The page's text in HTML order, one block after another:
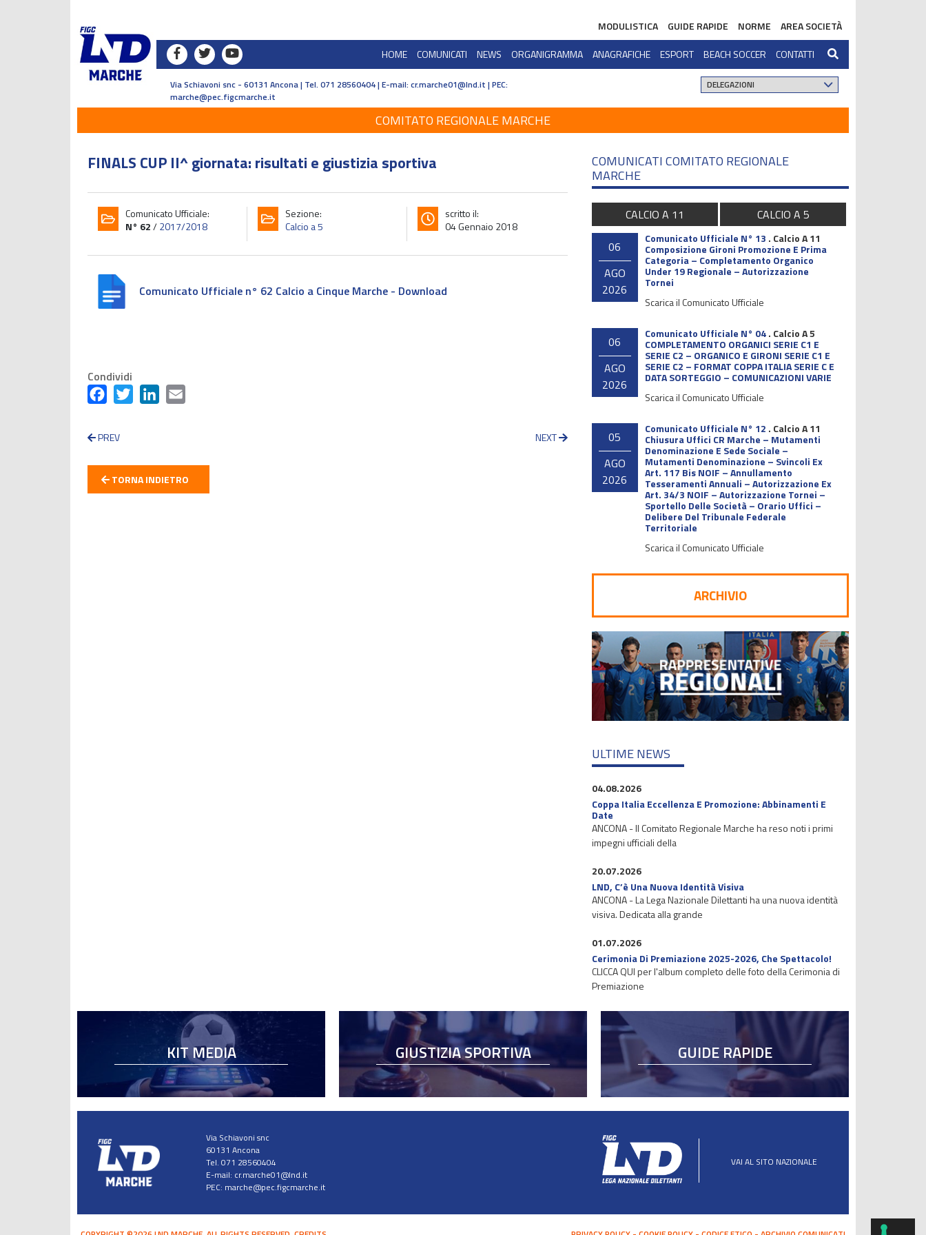
MODULISTICA GUIDE RAPIDE NORME
AREA SOCIETÀ
HOME
COMUNICATI NEWS ORGANIGRAMMA ANAGRAFICHE ESPORT BEACH SOCCER CONTATTI
Via Schiavoni snc - 60131 Ancona | Tel. 071 28560404 | E-mail: cr.marche01@lnd.it | PEC:
marche@pec.figcmarche.it
COMITATO REGIONALE MARCHE
FINALS CUP II^ giornata: risultati e giustizia sportiva
Comunicato Ufficiale:
N° 62/2017/2018
Sezione:
Calcio a 5
scritto il:
04 Gennaio 2018
Comunicato Ufficiale n° 62 Calcio a Cinque Marche - Download
Condividi
FacebookTwitter LinkedIn
PREV NEXT
TORNA INDIETRO
COMUNICATI COMITATO REGIONALE
MARCHE
CALCIO A 11
CALCIO A 5
06
AGO
2026
Comunicato Ufficiale N° 13 . Calcio A 11
Composizione Gironi Promozione E Prima
Categoria – Completamento Organico
Under 19 Regionale – Autorizzazione
Tornei
Scarica il Comunicato Ufficiale
06
AGO
2026
Comunicato Ufficiale N° 04. Calcio A 5
COMPLETAMENTO ORGANICI SERIE C1 E
SERIE C2 – ORGANICO E GIRONI SERIE C1 E
SERIE C2 – FORMAT COPPA ITALIA SERIE C E
DATA SORTEGGIO – COMUNICAZIONI VARIE
Scarica il Comunicato Ufficiale
05
AGO
2026
Comunicato Ufficiale N° 12 . Calcio A 11
Chiusura Uffici CR Marche – Mutamenti
Denominazione E Sede Sociale –
Mutamenti Denominazione – Svincoli Ex
Art. 117 Bis NOIF – Annullamento
Tesseramenti Annuali – Autorizzazione Ex
Art. 34/3 NOIF – Autorizzazione Tornei –
Sportello Delle Società – Orario Uffici –
Delibere Del Tribunale Federale
Territoriale
Scarica il Comunicato Ufficiale
ARCHIVIO
ULTIME NEWS
04.08.2026
Coppa Italia Eccellenza E Promozione: Abbinamenti E
Date
ANCONA - Il Comitato Regionale Marche ha reso noti i primi
impegni ufficiali della
20.07.2026
LND, C’è Una Nuova Identità Visiva
ANCONA - La Lega Nazionale Dilettanti ha una nuova identità
visiva. Dedicata alla grande
01.07.2026
Cerimonia Di Premiazione 2025-2026, Che Spettacolo!
CLICCA QUI per l'album completo delle foto della Cerimonia di
Premiazione
KIT MEDIA GIUSTIZIA SPORTIVA GUIDE RAPIDE
Via Schiavoni snc
60131 Ancona
Tel. 071 28560404
E-mail: cr.marche01@lnd.it
PEC: marche@pec.figcmarche.it
VAI AL SITO NAZIONALE